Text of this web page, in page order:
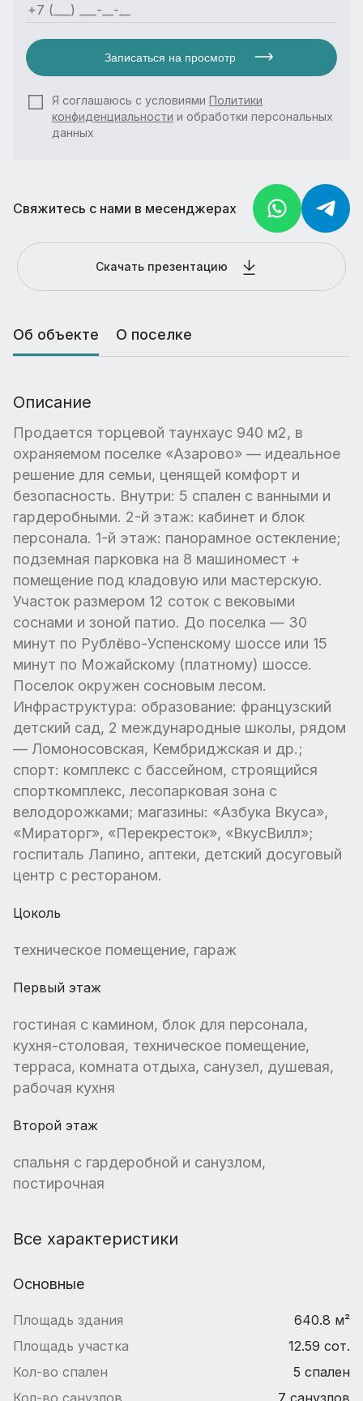
Записаться на просмотр
Я соглашаюсь с условиями Политики
конфиденциальности и обработки персональных
данных
Свяжитесь с нами в месенджерах
Скачать презентацию
Об объекте О поселке
Описание
Продается торцевой таунхаус 940 м2, в
охраняемом поселке «Азарово» — идеальное
решение для семьи, ценящей комфорт и
безопасность. Внутри: 5 спален с ванными и
гардеробными. 2-й этаж: кабинет и блок
персонала. 1-й этаж: панорамное остекление;
подземная парковка на 8 машиномест +
помещение под кладовую или мастерскую.
Участок размером 12 соток с вековыми
соснами и зоной патио. До поселка — 30
минут по Рублёво-Успенскому шоссе или 15
минут по Можайскому (платному) шоссе.
Поселок окружен сосновым лесом.
Инфраструктура: образование: французский
детский сад, 2 международные школы, рядом
— Ломоносовская, Кембриджская и др.;
спорт: комплекс с бассейном, строящийся
спорткомплекс, лесопарковая зона с
велодорожками; магазины: «Азбука Вкуса»,
«Мираторг», «Перекресток», «ВкусВилл»;
госпиталь Лапино, аптеки, детский досуговый
центр с рестораном.
Цоколь
техническое помещение, гараж
Первый этаж
гостиная с камином, блок для персонала,
кухня-столовая, техническое помещение,
терраса, комната отдыха, санузел, душевая,
рабочая кухня
Второй этаж
спальня с гардеробной и санузлом,
постирочная
Все характеристики
Основные
Площадь здания
640.8 м²
Площадь участка
12.59 сот.
Кол-во спален
5 спален
Кол-во санузлов
7 санузлов